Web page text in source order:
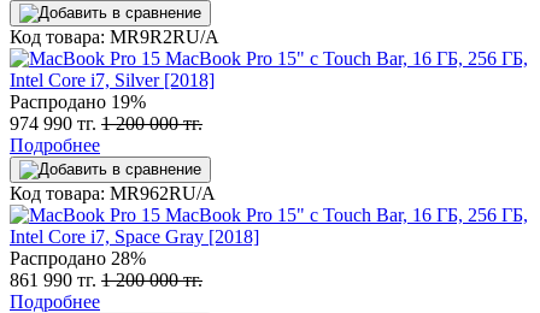
Код товара: MR9R2RU/A
MacBook Pro 15" с Touch Bar, 16 ГБ, 256 ГБ,
Intel Core i7, Silver [2018]
Распродано 19%
974 990 тг. 1 200 000 тг.
Подробнее
Код товара: MR962RU/A
MacBook Pro 15" с Touch Bar, 16 ГБ, 256 ГБ,
Intel Core i7, Space Gray [2018]
Распродано 28%
861 990 тг. 1 200 000 тг.
Подробнее